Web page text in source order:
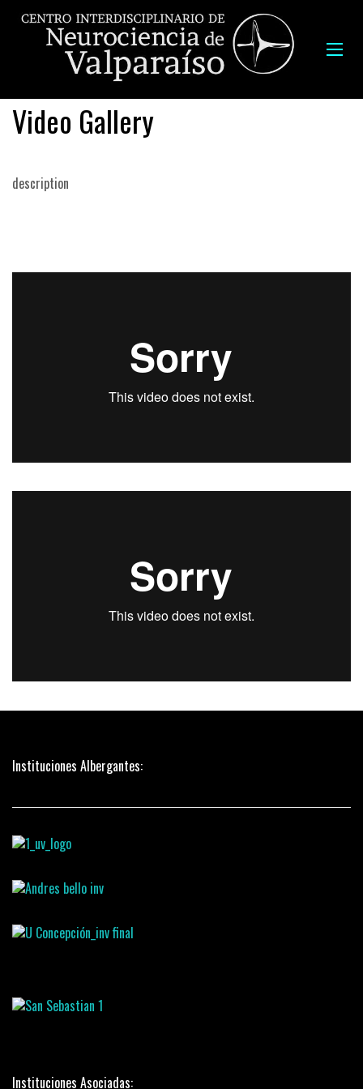
Video Gallery
description
Instituciones Albergantes:
Instituciones Asociadas: